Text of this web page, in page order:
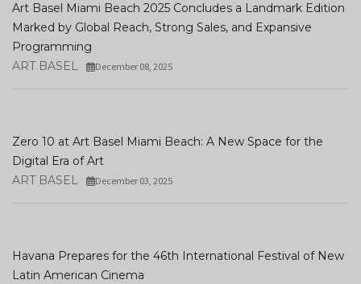
Art Basel Miami Beach 2025 Concludes a Landmark Edition
Marked by Global Reach, Strong Sales, and Expansive
Programming
ART BASEL
December 08, 2025
Zero 10 at Art Basel Miami Beach: A New Space for the
Digital Era of Art
ART BASEL
December 03, 2025
Havana Prepares for the 46th International Festival of New
Latin American Cinema